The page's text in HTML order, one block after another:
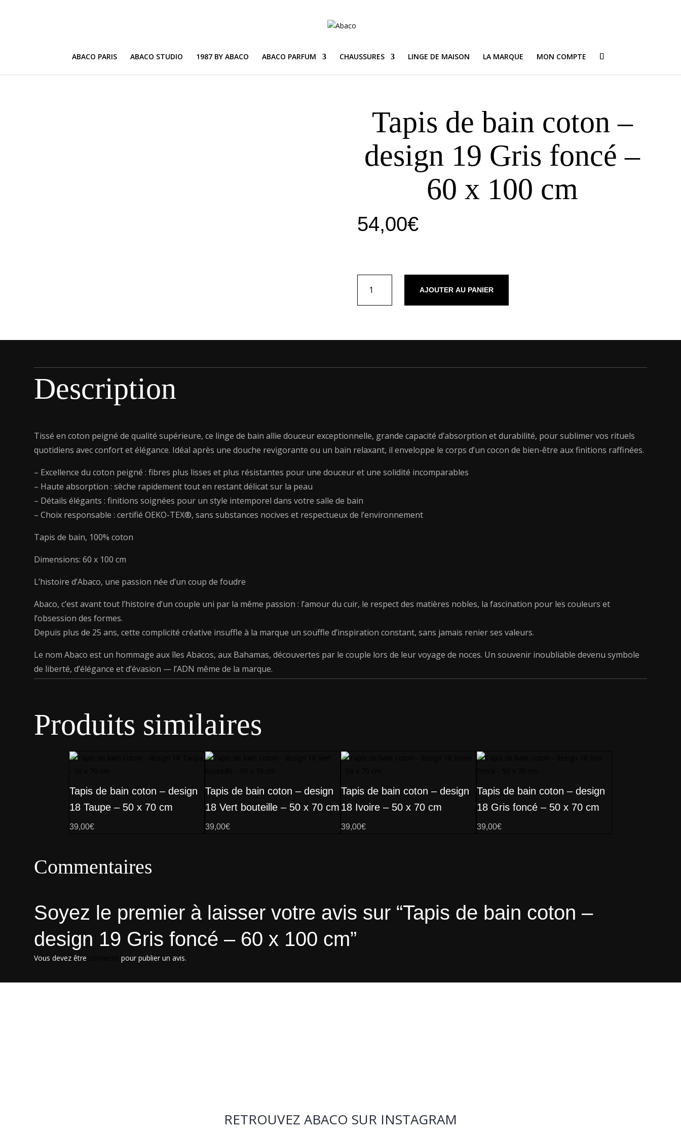
ABACO PARIS ABACO STUDIO 1987 BY ABACO ABACO PARFUM CHAUSSURES LINGE DE MAISON LA MARQUE MON COMPTE
Tapis de bain coton –
design 19 Gris foncé –
60 x 100 cm
54,00€
Tapis
coton
cm
AJOUTER AU PANIER
Description
Tissé en coton peigné de qualité supérieure, ce linge de bain allie douceur exceptionnelle, grande capacité d’absorption et durabilité, pour sublimer vos rituels
quotidiens avec confort et élégance. Idéal après une douche revigorante ou un bain relaxant, il enveloppe le corps d’un cocon de bien-être aux finitions raffinées.
– Excellence du coton peigné : fibres plus lisses et plus résistantes pour une douceur et une solidité incomparables
– Haute absorption : sèche rapidement tout en restant délicat sur la peau
– Détails élégants : finitions soignées pour un style intemporel dans votre salle de bain
– Choix responsable : certifié OEKO-TEX®, sans substances nocives et respectueux de l’environnement
Tapis de bain, 100% coton
Dimensions: 60 x 100 cm
L’histoire d’Abaco, une passion née d’un coup de foudre
Abaco, c’est avant tout l’histoire d’un couple uni par la même passion : l’amour du cuir, le respect des matières nobles, la fascination pour les couleurs et
l’obsession des formes.
Depuis plus de 25 ans, cette complicité créative insuffle à la marque un souffle d’inspiration constant, sans jamais renier ses valeurs.
Le nom Abaco est un hommage aux îles Abacos, aux Bahamas, découvertes par le couple lors de leur voyage de noces. Un souvenir inoubliable devenu symbole
de liberté, d’élégance et d’évasion — l’ADN même de la marque.
Produits similaires
Tapis de bain coton – design
18 Taupe – 50 x 70 cm
39,00€
Tapis de bain coton – design
18 Vert bouteille – 50 x 70 cm
39,00€
Tapis de bain coton – design
18 Ivoire – 50 x 70 cm
39,00€
Tapis de bain coton – design
18 Gris foncé – 50 x 70 cm
39,00€
Commentaires
Soyez le premier à laisser votre avis sur “Tapis de bain coton –
design 19 Gris foncé – 60 x 100 cm”
Vous devez être pour publier un avis.
RETROUVEZ ABACO SUR INSTAGRAM